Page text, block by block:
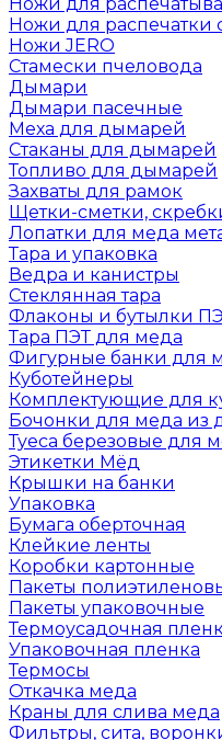
Ножи для распечатки
Ножи JERO
Стамески пчеловода
Дымари
Дымари пасечные
Меха для дымарей
Стаканы для дымарей
Топливо для дымарей
Захваты для рамок
Щетки-сметки,
Лопатки для меда
Тара и упаковка
Ведра и канистры
Стеклянная тара
Флаконы и бутылки
Тара ПЭТ для меда
Фигурные банки для
Куботейнеры
Комплектующие для
Бочонки для меда из
Туеса березовые для
Этикетки Мёд
Крышки на банки
Упаковка
Бумага оберточная
Клейкие ленты
Коробки картонные
Пакеты
Пакеты упаковочные
Термоусадочная
Упаковочная пленка
Термосы
Откачка меда
Краны для слива меда
Фильтры, сита,